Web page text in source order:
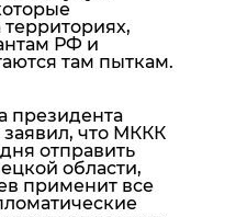
РФ и
там пыткам.
президента
что МККК
отправить
области,
применит все